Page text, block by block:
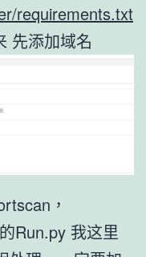
requirements.txt
先添加域名
，
Run.py 我这里